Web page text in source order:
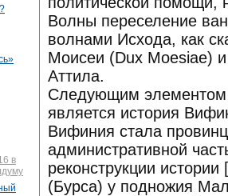
в
Волны переселение
волнами Исхода, как
Моисеи (Dux Moesiae)
Аттила.
Следующим элементом
является история
Вифиния стала
административной
реконструкции
(Бурса) у подножия